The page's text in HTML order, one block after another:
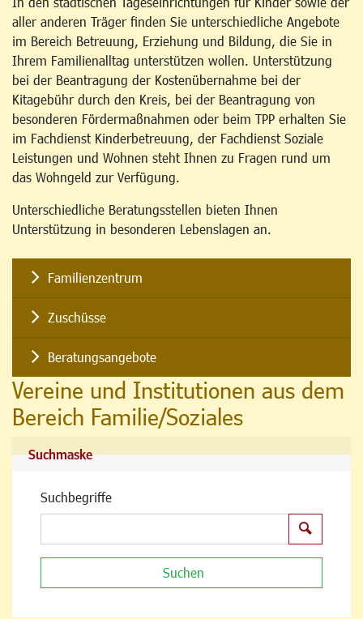
aller anderen Träger finden Sie unterschiedliche Angebote
im Bereich Betreuung, Erziehung und Bildung, die Sie in
Ihrem Familienalltag unterstützen wollen. Unterstützung
bei der Beantragung der Kostenübernahme bei der
Kitagebühr durch den Kreis, bei der Beantragung von
besonderen Fördermaßnahmen oder beim TPP erhalten Sie
im Fachdienst Kinderbetreuung, der Fachdienst Soziale
Leistungen und Wohnen steht Ihnen zu Fragen rund um
das Wohngeld zur Verfügung.
Unterschiedliche Beratungsstellen bieten Ihnen
Unterstützung in besonderen Lebenslagen an.
Familienzentrum
Zuschüsse
Beratungsangebote
Vereine und Institutionen aus dem
Bereich Familie/Soziales
Suchmaske
Suchbegriffe
Suchen